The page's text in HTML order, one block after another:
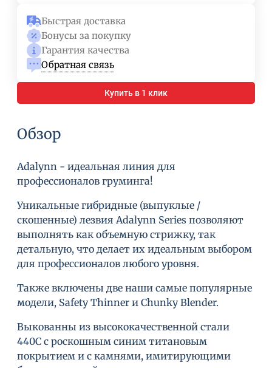
Быстрая доставка
Бонусы за покупку
Гарантия качества
Обратная связь
Купить в 1 клик
Обзор
Adalynn - идеальная линия для
профессионалов груминга!
Уникальные гибридные (выпуклые /
скошенные) лезвия Adalynn Series позволяют
выполнять как объемную стрижку, так
детальную, что делает их идеальным выбором
для профессионалов любого уровня.
Также включены две наши самые популярные
модели, Safety Thinner и Chunky Blender.
Выкованны из высококачественной стали
440C с роскошным синим титановым
покрытием и с камнями, имитирующими